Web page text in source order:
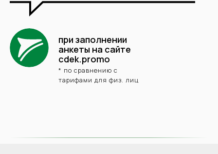
при заполнении
анкеты на сайте
cdek.promo
* по сравнению с
тарифами для физ. лиц